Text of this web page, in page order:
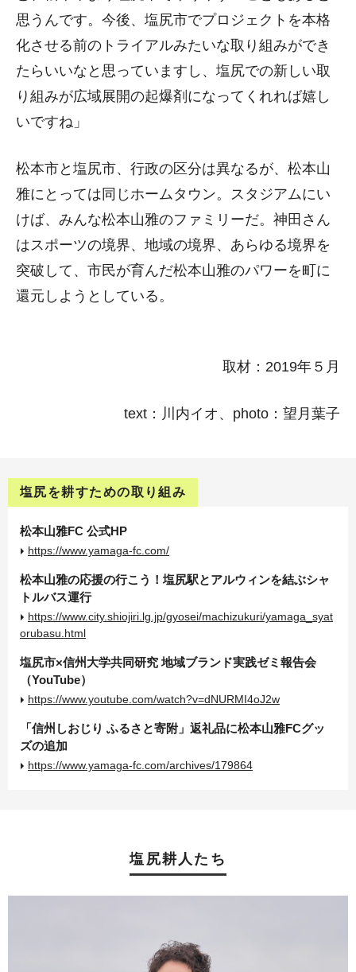
思うんです。今後、塩尻市でプロジェクトを本格
化させる前のトライアルみたいな取り組みができ
たらいいなと思っていますし、塩尻での新しい取
り組みが広域展開の起爆剤になってくれれば嬉し
いですね」
松本市と塩尻市、行政の区分は異なるが、松本山
雅にとっては同じホームタウン。スタジアムにい
けば、みんな松本山雅のファミリーだ。神田さん
はスポーツの境界、地域の境界、あらゆる境界を
突破して、市民が育んだ松本山雅のパワーを町に
還元しようとしている。
取材：2019年５月
text：川内イオ、photo：望月葉子
塩尻を耕すための取り組み
松本山雅FC 公式HP
https://www.yamaga-fc.com/
松本山雅の応援の行こう！塩尻駅とアルウィンを結ぶシャ
トルバス運行
https://www.city.shiojiri.lg.jp/gyosei/machizukuri/yamaga_syat
orubasu.html
塩尻市×信州大学共同研究 地域ブランド実践ゼミ報告会
（YouTube）
https://www.youtube.com/watch?v=dNURMI4oJ2w
「信州しおじり ふるさと寄附」返礼品に松本山雅FCグッ
ズの追加
https://www.yamaga-fc.com/archives/179864
塩尻耕人たち